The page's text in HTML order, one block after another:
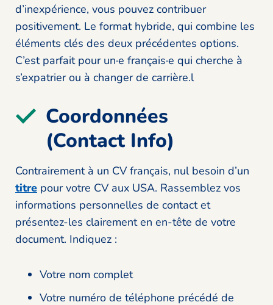
d’inexpérience, vous pouvez contribuer
positivement. Le format hybride, qui combine les
éléments clés des deux précédentes options.
C’est parfait pour un·e français·e qui cherche à
s’expatrier ou à changer de carrière.l
Coordonnées
(Contact Info)
Contrairement à un CV français, nul besoin d’un
titre pour votre CV aux USA. Rassemblez vos
informations personnelles de contact et
présentez-les clairement en en-tête de votre
document. Indiquez :
Votre nom complet
Votre numéro de téléphone précédé de